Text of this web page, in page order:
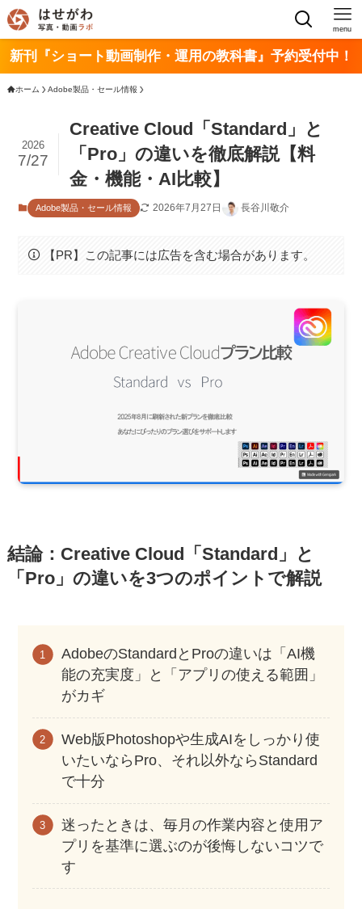
menu
新刊『ショート動画制作・運用の教科書』予約受付中！
ホーム Adobe製品・セール情報
Creative Cloud「Standard」と
「Pro」の違いを徹底解説【料
金・機能・AI比較】
2026
7/27
Adobe製品・セール情報 2026年7月27日 長谷川敬介
【PR】この記事には広告を含む場合があります。
結論：Creative Cloud「Standard」と
「Pro」の違いを3つのポイントで解説
AdobeのStandardとProの違いは「AI機
能の充実度」と「アプリの使える範囲」
がカギ
Web版Photoshopや生成AIをしっかり使
いたいならPro、それ以外ならStandard
で十分
迷ったときは、毎月の作業内容と使用ア
プリを基準に選ぶのが後悔しないコツで
す